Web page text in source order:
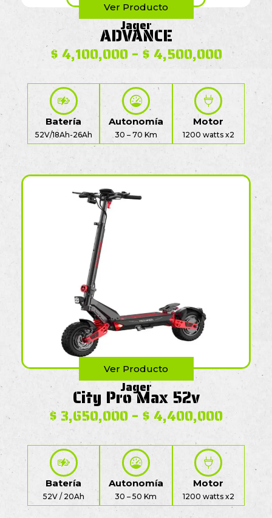
Ver Producto
Jager
ADVANCE
$ 4,100,000 – $ 4,500,000
Batería
52V/18Ah-26Ah
Autonomía
30 – 70 Km
Motor
1200 watts x2
Ver Producto
Jager
City Pro Max 52v
$ 3,650,000 – $ 4,400,000
Batería
52V / 20Ah
Autonomía
30 – 50 Km
Motor
1200 watts x2